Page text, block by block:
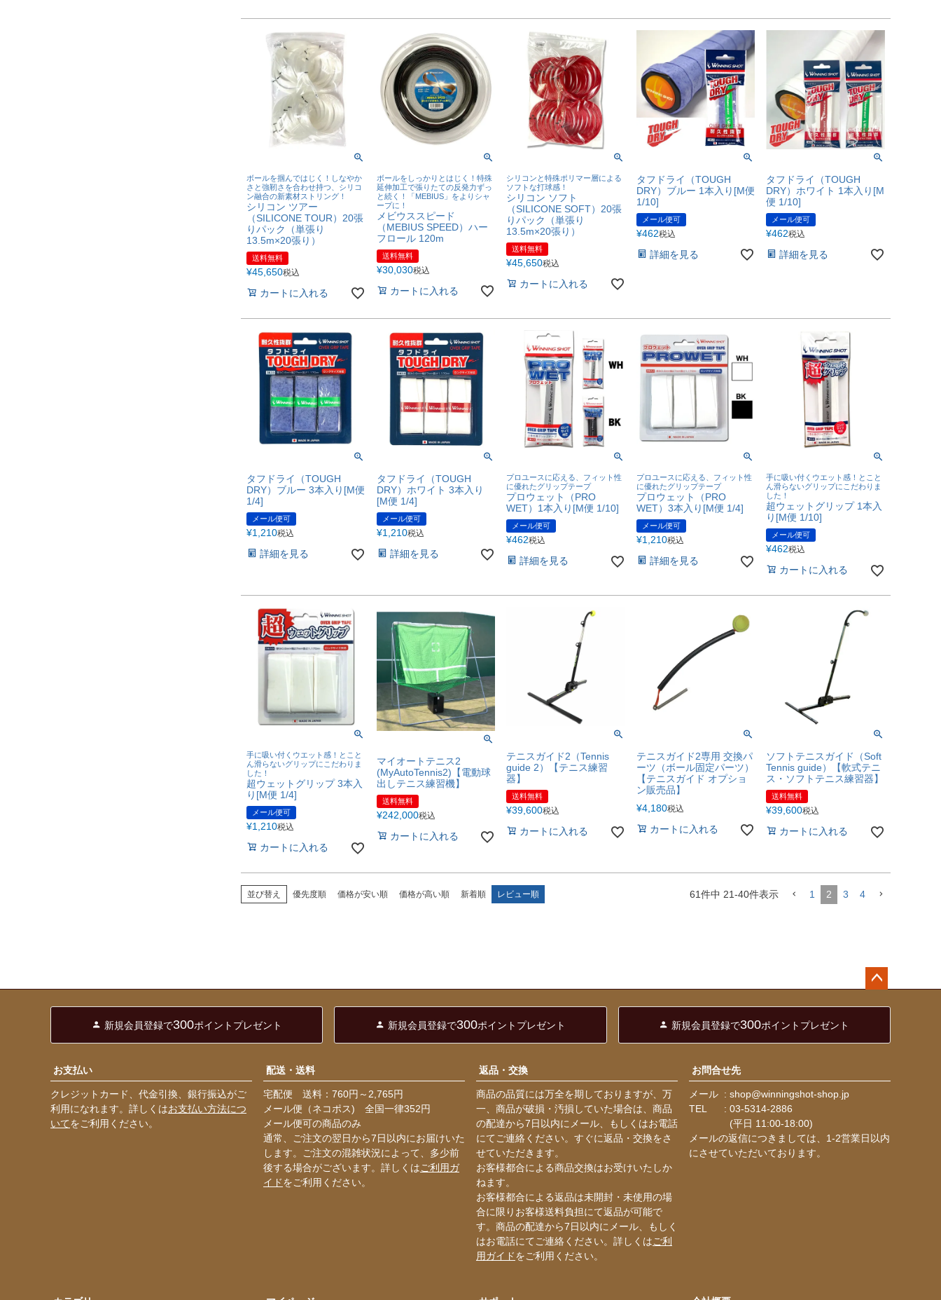
ボールを掴んではじく！しなやか
さと強靭さを合わせ持つ、シリコ
ン融合の新素材ストリング！
シリコン ツアー
（SILICONE TOUR）20張
りパック（単張り
13.5m×20張り）
送料無料
¥45,650税込
カートに入れる
ボールをしっかりとはじく！特殊
延伸加工で張りたての反発力ずっ
と続く！「MEBIUS」をよりシャ
ープに！
メビウススピード
（MEBIUS SPEED）ハー
フロール 120m
送料無料
¥30,030税込
カートに入れる
シリコンと特殊ポリマー層による
ソフトな打球感！
シリコン ソフト
（SILICONE SOFT）20張
りパック（単張り
13.5m×20張り）
送料無料
¥45,650税込
カートに入れる
タフドライ（TOUGH
DRY）ブルー 1本入り[M便
1/10]
メール便可
¥462税込
詳細を見る
タフドライ（TOUGH
DRY）ホワイト 1本入り[M
便 1/10]
メール便可
¥462税込
詳細を見る
タフドライ（TOUGH
DRY）ブルー 3本入り[M便
1/4]
メール便可
¥1,210税込
詳細を見る
タフドライ（TOUGH
DRY）ホワイト 3本入り
[M便 1/4]
メール便可
¥1,210税込
詳細を見る
プロユースに応える、フィット性
に優れたグリップテープ
プロウェット（PRO
WET）1本入り[M便 1/10]
メール便可
¥462税込
詳細を見る
プロユースに応える、フィット性
に優れたグリップテープ
プロウェット（PRO
WET）3本入り[M便 1/4]
メール便可
¥1,210税込
詳細を見る
手に吸い付くウエット感！とこと
ん滑らないグリップにこだわりま
した！
超ウェットグリップ 1本入
り[M便 1/10]
メール便可
¥462税込
カートに入れる
手に吸い付くウエット感！とこと
ん滑らないグリップにこだわりま
した！
超ウェットグリップ 3本入
り[M便 1/4]
メール便可
¥1,210税込
カートに入れる
マイオートテニス2
(MyAutoTennis2)【電動球
出しテニス練習機】
送料無料
¥242,000税込
カートに入れる
テニスガイド2（Tennis
guide 2）【テニス練習
器】
送料無料
¥39,600税込
カートに入れる
テニスガイド2専用 交換パ
ーツ（ボール固定パーツ）
【テニスガイド オプショ
ン販売品】
¥4,180税込
カートに入れる
ソフトテニスガイド（Soft
Tennis guide）【軟式テニ
ス・ソフトテニス練習器】
送料無料
¥39,600税込
カートに入れる
並び替え 優先度順 価格が安い順 価格が高い順 新着順 レビュー順 61件中 21-40件表示 1 2 3 4
へ
新規会員登録で300ポイントプレゼント 新規会員登録で300ポイントプレゼント 新規会員登録で300ポイントプレゼント
お支払い
クレジットカード、代金引換、銀行振込がご
利用になれます。詳しくはお支払い方法につ
いてをご利用ください。
配送・送料
宅配便 送料：760円～2,765円
メール便（ネコポス) 全国一律352円
メール便可の商品のみ
通常、ご注文の翌日から7日以内にお届けいた
します。ご注文の混雑状況によって、多少前
後する場合がございます。詳しくはご利用ガ
イドをご利用ください。
返品・交換
商品の品質には万全を期しておりますが、万
一、商品が破損・汚損していた場合は、商品
の配達から7日以内にメール、もしくはお電話
にてご連絡ください。すぐに返品・交換をさ
せていただきます。
お客様都合による商品交換はお受けいたしか
ねます。
お客様都合による返品は未開封・未使用の場
合に限りお客様送料負担にて返品が可能で
す。商品の配達から7日以内にメール、もしく
はお電話にてご連絡ください。詳しくはご利
用ガイドをご利用ください。
お問合せ先
メール
shop@winningshot-shop.jp
TEL
03-5314-2886
(平日 11:00-18:00)
メールの返信につきましては、1-2営業日以内
にさせていただいております。